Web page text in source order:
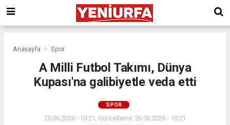
Anasayfa Spor
A Milli Futbol Takımı, Dünya
Kupası'na galibiyetle veda etti
SPOR
26.06.2026 - 10:21, Güncelleme: 26.06.2026 - 10:21